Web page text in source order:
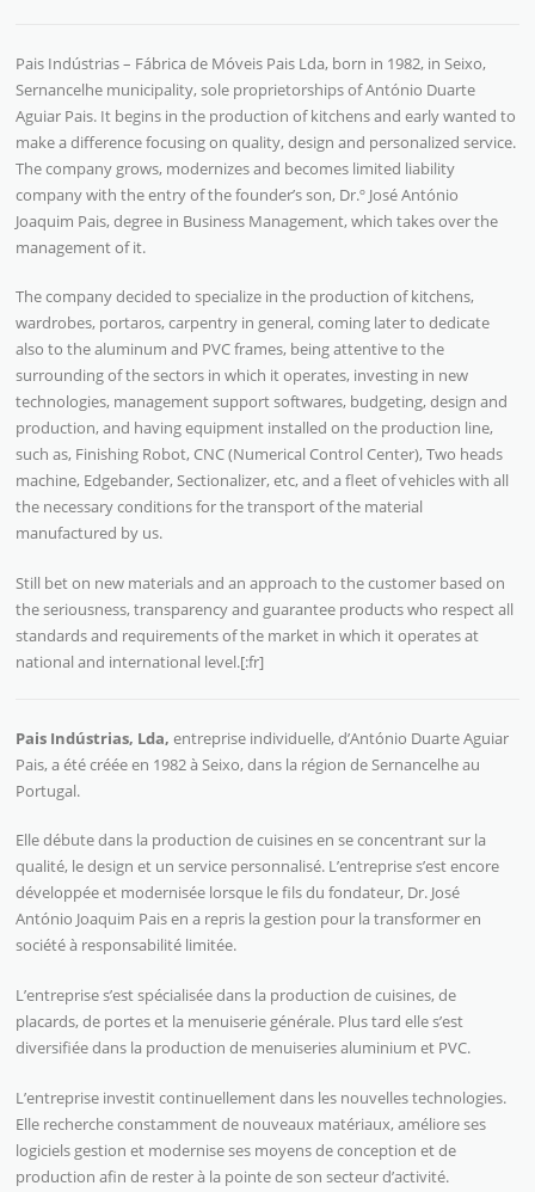
Pais Indústrias – Fábrica de Móveis Pais Lda, born in 1982, in Seixo,
Sernancelhe municipality, sole proprietorships of António Duarte
Aguiar Pais. It begins in the production of kitchens and early wanted to
make a difference focusing on quality, design and personalized service.
The company grows, modernizes and becomes limited liability
company with the entry of the founder’s son, Dr.º José António
Joaquim Pais, degree in Business Management, which takes over the
management of it.
The company decided to specialize in the production of kitchens,
wardrobes, portaros, carpentry in general, coming later to dedicate
also to the aluminum and PVC frames, being attentive to the
surrounding of the sectors in which it operates, investing in new
technologies, management support softwares, budgeting, design and
production, and having equipment installed on the production line,
such as, Finishing Robot, CNC (Numerical Control Center), Two heads
machine, Edgebander, Sectionalizer, etc, and a fleet of vehicles with all
the necessary conditions for the transport of the material
manufactured by us.
Still bet on new materials and an approach to the customer based on
the seriousness, transparency and guarantee products who respect all
standards and requirements of the market in which it operates at
national and international level.[:fr]
Pais Indústrias, Lda,entreprise individuelle, d’António Duarte Aguiar
Pais, a été créée en 1982 à Seixo, dans la région de Sernancelhe au
Portugal.
Elle débute dans la production de cuisines en se concentrant sur la
qualité, le design et un service personnalisé. L’entreprise s’est encore
développée et modernisée lorsque le fils du fondateur, Dr. José
António Joaquim Pais en a repris la gestion pour la transformer en
société à responsabilité limitée.
L’entreprise s’est spécialisée dans la production de cuisines, de
placards, de portes et la menuiserie générale. Plus tard elle s’est
diversifiée dans la production de menuiseries aluminium et PVC.
L’entreprise investit continuellement dans les nouvelles technologies.
Elle recherche constamment de nouveaux matériaux, améliore ses
logiciels gestion et modernise ses moyens de conception et de
production afin de rester à la pointe de son secteur d’activité.